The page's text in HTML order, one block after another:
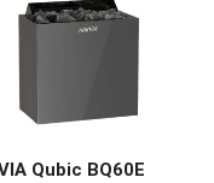
Qubic BQ60E